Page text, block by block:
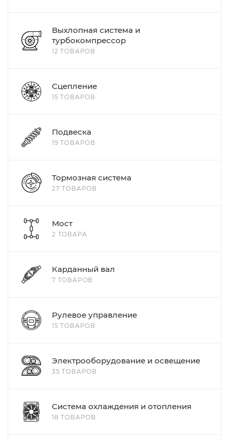
Выхлопная система и
турбокомпрессор
12 ТОВАРОВ
Сцепление
15 ТОВАРОВ
Подвеска
19 ТОВАРОВ
Тормозная система
27 ТОВАРОВ
Мост
2 ТОВАРА
Карданный вал
7 ТОВАРОВ
Рулевое управление
15 ТОВАРОВ
Электрооборудование и освещение
35 ТОВАРОВ
Система охлаждения и отопления
18 ТОВАРОВ